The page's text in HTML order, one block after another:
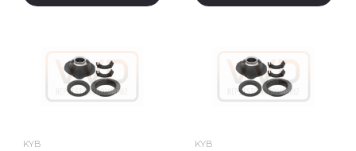
KYB
KYB